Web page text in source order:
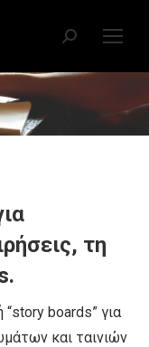
Search:
τη
boards” για
και ταινιών